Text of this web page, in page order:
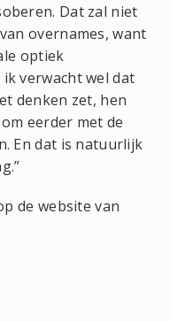
Dat zal niet
overnames, want
optiek
verwacht wel dat
denken zet, hen
eerder met de
En dat is natuurlijk
de website van